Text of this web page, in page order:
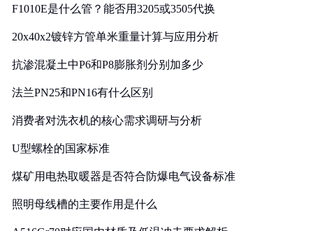
F1010E是什么管？能否用3205或3505代换
20x40x2镀锌方管单米重量计算与应用分析
抗渗混凝土中P6和P8膨胀剂分别加多少
法兰PN25和PN16有什么区别
消费者对洗衣机的核心需求调研与分析
U型螺栓的国家标准
煤矿用电热取暖器是否符合防爆电气设备标准
照明母线槽的主要作用是什么